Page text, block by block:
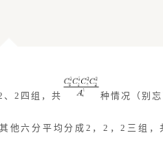
、2四组，共 种情况（别忘
他六分平均分成2，2，2三组，